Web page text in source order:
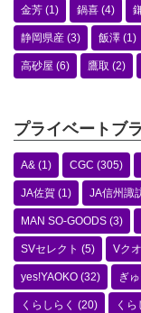
金芳 (1) 鍋喜 (4)
静岡県産 (3) 飯澤 (1)
高砂屋 (6) 鷹取 (2)
プライベートブ
A& (1) CGC (305)
JA佐賀 (1) JA信州諏
MAN SO-GOODS (3)
SVセレクト (5) Vク
yes!YAOKO (32) ぎ
くらしらく (20) くら